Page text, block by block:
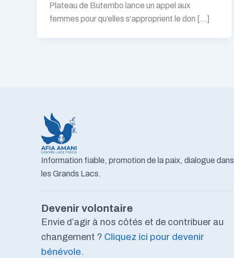
Plateau de Butembo lance un appel aux
femmes pour qu’elles s’approprient le don […]
Information fiable, promotion de la paix, dialogue dans
les Grands Lacs.
Devenir volontaire
Envie d’agir à nos côtés et de contribuer au
changement ? Cliquez ici pour devenir
bénévole.